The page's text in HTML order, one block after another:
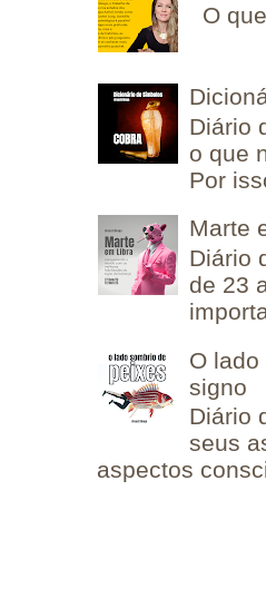
O
Diário
o que
Por
Marte
Diário
de 23
O
signo
Diário
seus
aspectos